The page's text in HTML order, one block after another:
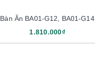
Bàn Ăn BA01-G12, BA01-G14
1.810.000₫